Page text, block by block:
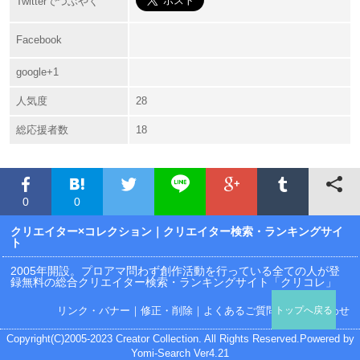
Facebook
google+1
人気度 28
総応援者数 18
0 0
クリエイター×コレクション ｜クリエイター検索・ランキングサイ
ト
2005年開設。プロアマ問わず創作活動を行っている全ての人が登
録無料の総合クリエイター検索・ランキングサイト「クリコレ」
リンク・バナー ｜ 修正・削除 ｜ よくあるご質問 ｜お問い合わせ
Copyright(C)2005-2023 Creator Collection. All Rights Reserved.Powered by
Yomi-Search Ver4.21
トップへ戻る